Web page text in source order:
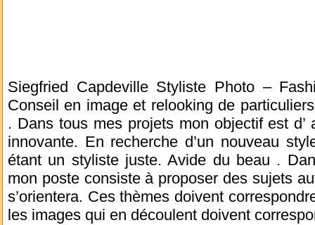
Siegfried Capdeville Styliste Photo –
Conseil en image et relooking de
. Dans tous mes projets mon objectif est
innovante. En recherche d’un nouveau
étant un styliste juste. Avide du beau .
mon poste consiste à proposer des sujets
s’orientera. Ces thèmes doivent
les images qui en découlent doivent